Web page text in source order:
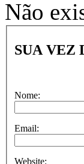
Não
SUA VEZ
Nome:
Email:
Website: